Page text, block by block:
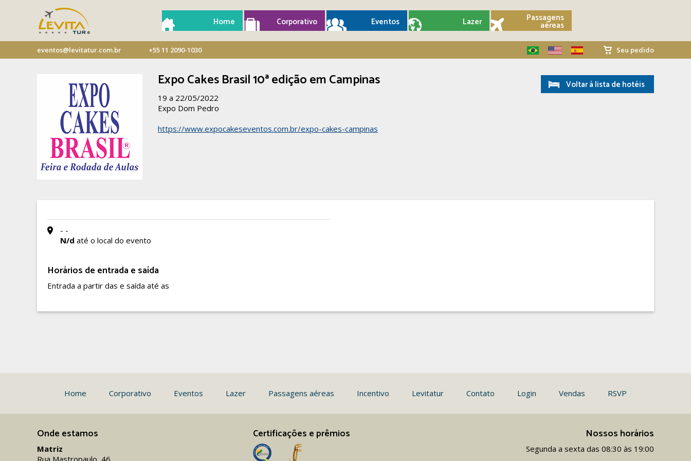
Home Corporativo Eventos Lazer Passagens
aéreas
eventos@levitatur.com.br +55 11 2090-1030 Seu pedido
Expo Cakes Brasil 10ª edição em Campinas
19 a 22/05/2022
Expo Dom Pedro
https://www.expocakeseventos.com.br/expo-cakes-campinas
Voltar à lista de hotéis
- -
N/d até o local do evento
Horários de entrada e saída
Entrada a partir das e saída até as
Home Corporativo Eventos Lazer Passagens aéreas Incentivo Levitatur Contato Login Vendas RSVP
Onde estamos
Matriz
Rua Mastropaulo, 46
Certificações e prêmios Nossos horários
Segunda a sexta das 08:30 às 19:00